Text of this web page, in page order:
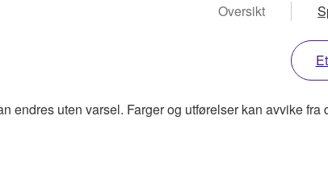
Oversikt
endres uten varsel. Farger og utførelser kan avvike